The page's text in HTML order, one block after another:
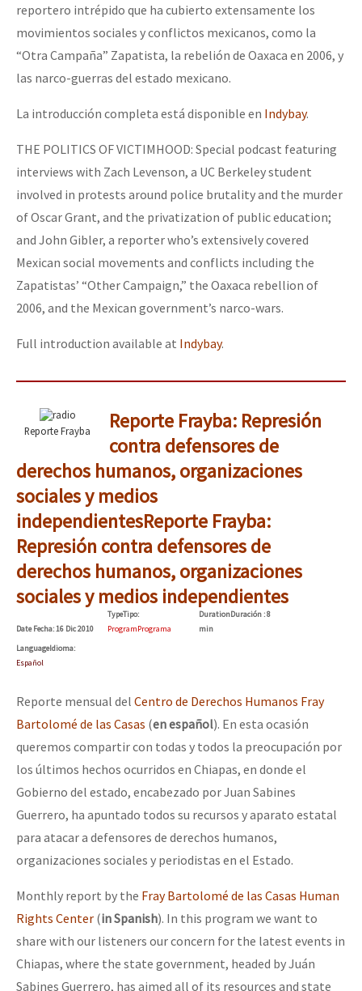
reportero intrépido que ha cubierto extensamente los
movimientos sociales y conflictos mexicanos, como la
“Otra Campaña” Zapatista, la rebelión de Oaxaca en 2006, y
las narco-guerras del estado mexicano.
La introducción completa está disponible en Indybay.
THE POLITICS OF VICTIMHOOD: Special podcast featuring
interviews with Zach Levenson, a UC Berkeley student
involved in protests around police brutality and the murder
of Oscar Grant, and the privatization of public education;
and John Gibler, a reporter who’s extensively covered
Mexican social movements and conflicts including the
Zapatistas’ “Other Campaign,” the Oaxaca rebellion of
2006, and the Mexican government’s narco-wars.
Full introduction available at Indybay.
Reporte Frayba
Reporte Frayba: Represión
contra defensores de
derechos humanos, organizaciones
sociales y medios
independientesReporte Frayba:
Represión contra defensores de
derechos humanos, organizaciones
sociales y medios independientes
DateFecha: 16 Dic 2010
TypeTipo:
ProgramPrograma
DurationDuración: 8
min
LanguageIdioma:
Español
Reporte mensual del Centro de Derechos Humanos Fray
Bartolomé de las Casas (en español). En esta ocasión
queremos compartir con todas y todos la preocupación por
los últimos hechos ocurridos en Chiapas, en donde el
Gobierno del estado, encabezado por Juan Sabines
Guerrero, ha apuntado todos su recursos y aparato estatal
para atacar a defensores de derechos humanos,
organizaciones sociales y periodistas en el Estado.
Monthly report by the Fray Bartolomé de las Casas Human
Rights Center (in Spanish). In this program we want to
share with our listeners our concern for the latest events in
Chiapas, where the state government, headed by Juán
Sabines Guerrero, has aimed all of its resources and state